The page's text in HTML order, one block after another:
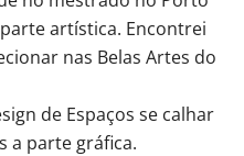
artística. Encontrei
nas Belas Artes do
de Espaços se calhar
a parte gráfica.